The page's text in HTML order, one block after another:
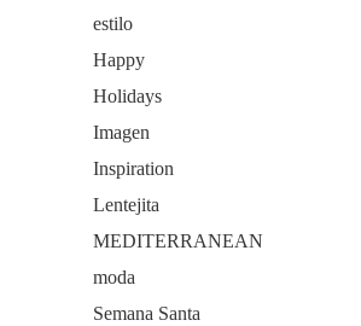
estilo
Happy
Holidays
Imagen
Inspiration
Lentejita
MEDITERRANEAN
moda
Semana Santa